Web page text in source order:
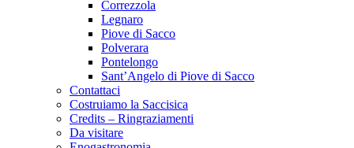
Correzzola
Legnaro
Piove di Sacco
Polverara
Pontelongo
Sant’Angelo di Piove di Sacco
Contattaci
Costruiamo la Saccisica
Credits – Ringraziamenti
Da visitare